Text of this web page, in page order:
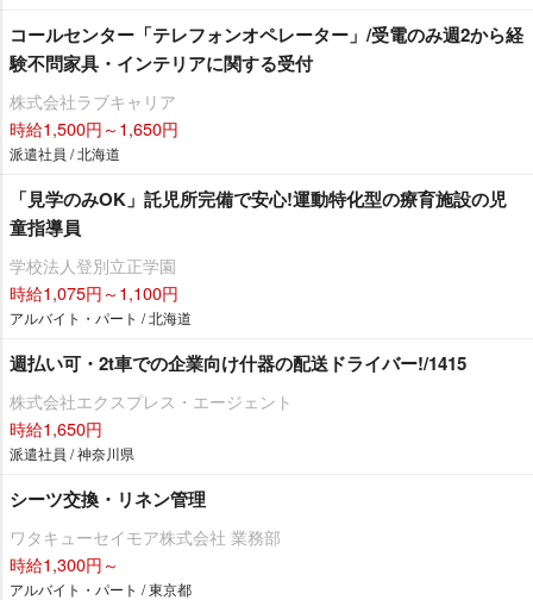
コールセンター「テレフォンオペレーター」/受電のみ週2から経
験不問家具・インテリアに関する受付
株式会社ラブキャリア
時給1,500円～1,650円
派遣社員 / 北海道
「見学のみOK」託児所完備で安心!運動特化型の療育施設の児
童指導員
学校法人登別立正学園
時給1,075円～1,100円
アルバイト・パート / 北海道
週払い可・2t車での企業向け什器の配送ドライバー!/1415
株式会社エクスプレス・エージェント
時給1,650円
派遣社員 / 神奈川県
シーツ交換・リネン管理
ワタキューセイモア株式会社 業務部
時給1,300円～
アルバイト・パート / 東京都